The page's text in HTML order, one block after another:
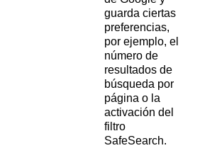
guarda ciertas
preferencias,
por ejemplo, el
número de
resultados de
búsqueda por
página o la
activación del
filtro
SafeSearch.